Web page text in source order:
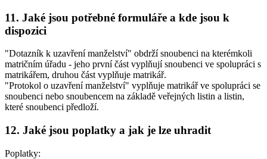
11. Jaké jsou potřebné formuláře a kde jsou k
dispozici
"Dotazník k uzavření manželství" obdrží snoubenci na kterémkoli
matričním úřadu - jeho první část vyplňují snoubenci ve spolupráci s
matrikářem, druhou část vyplňuje matrikář.
"Protokol o uzavření manželství" vyplňuje matrikář ve spolupráci se
snoubenci nebo snoubencem na základě veřejných listin a listin,
které snoubenci předloží.
12. Jaké jsou poplatky a jak je lze uhradit
Poplatky: